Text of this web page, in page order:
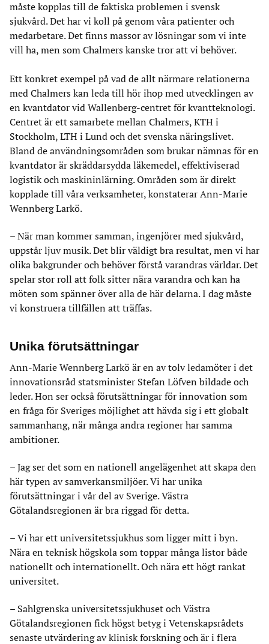
måste kopplas till de faktiska problemen i svensk
sjukvård. Det har vi koll på genom våra patienter och
medarbetare. Det finns massor av lösningar som vi inte
vill ha, men som Chalmers kanske tror att vi behöver.
Ett konkret exempel på vad de allt närmare relationerna
med Chalmers kan leda till hör ihop med utvecklingen av
en kvantdator vid Wallenberg-centret för kvantteknologi.
Centret är ett samarbete mellan Chalmers, KTH i
Stockholm, LTH i Lund och det svenska näringslivet.
Bland de användningsområden som brukar nämnas för en
kvantdator är skräddarsydda läkemedel, effektiviserad
logistik och maskininlärning. Områden som är direkt
kopplade till våra verksamheter, konstaterar Ann-Marie
Wennberg Larkö.
– När man kommer samman, ingenjörer med sjukvård,
uppstår ljuv musik. Det blir väldigt bra resultat, men vi har
olika bakgrunder och behöver förstå varandras världar. Det
spelar stor roll att folk sitter nära varandra och kan ha
möten som spänner över alla de här delarna. I dag måste
vi konstruera tillfällen att träffas.
Unika förutsättningar
Ann-Marie Wennberg Larkö är en av tolv ledamöter i det
innovationsråd statsminister Stefan Löfven bildade och
leder. Hon ser också förutsättningar för innovation som
en fråga för Sveriges möjlighet att hävda sig i ett globalt
sammanhang, när många andra regioner har samma
ambitioner.
– Jag ser det som en nationell angelägenhet att skapa den
här typen av samverkansmiljöer. Vi har unika
förutsättningar i vår del av Sverige. Västra
Götalandsregionen är bra riggad för detta.
– Vi har ett universitetssjukhus som ligger mitt i byn.
Nära en teknisk högskola som toppar många listor både
nationellt och internationellt. Och nära ett högt rankat
universitet.
– Sahlgrenska universitetssjukhuset och Västra
Götalandsregionen fick högst betyg i Vetenskapsrådets
senaste utvärdering av klinisk forskning och är i flera